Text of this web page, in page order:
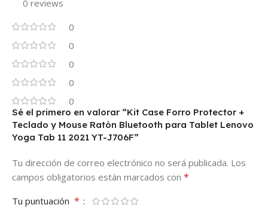
0 reviews
0
0
0
0
0
Sé el primero en valorar “Kit Case Forro Protector +
Teclado y Mouse Ratón Bluetooth para Tablet Lenovo
Yoga Tab 11 2021 YT-J706F”
Tu dirección de correo electrónico no será publicada. Los
campos obligatorios están marcados con *
Tu puntuación *